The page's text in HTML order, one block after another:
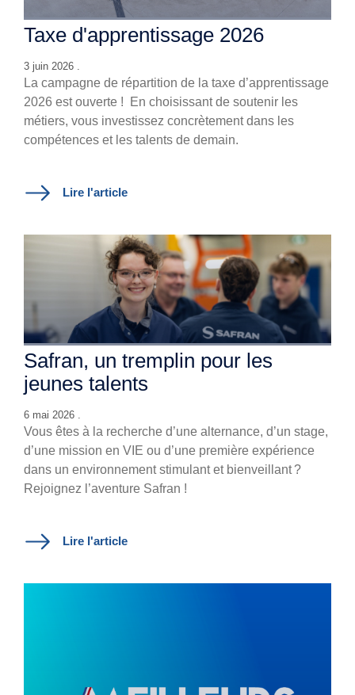
Taxe d'apprentissage 2026
3 juin 2026 .
La campagne de répartition de la taxe d’apprentissage
2026 est ouverte !
En choisissant de soutenir les
métiers, vous investissez concrètement dans les
compétences et les talents de demain.
Lire l'article
Safran, un tremplin pour les
jeunes talents
6 mai 2026 .
Vous êtes à la recherche d’une alternance, d’un stage,
d’une mission en VIE ou d’une première expérience
dans un environnement stimulant et bienveillant ?
Rejoignez l’aventure Safran !
Lire l'article